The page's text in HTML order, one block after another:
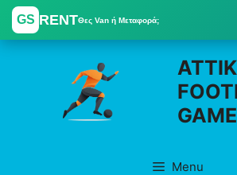
GS RENTΘες Van ή Μεταφορά;
Skip
Menu